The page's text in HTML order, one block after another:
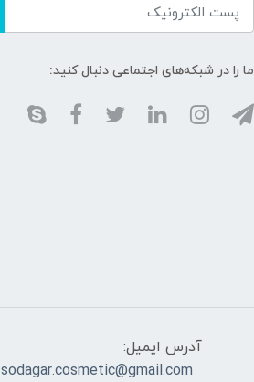
ما را در شبکه‌های اجتماعی دنبال کنید:
آدرس ایمیل:
sodagar.cosmetic@gmail.com